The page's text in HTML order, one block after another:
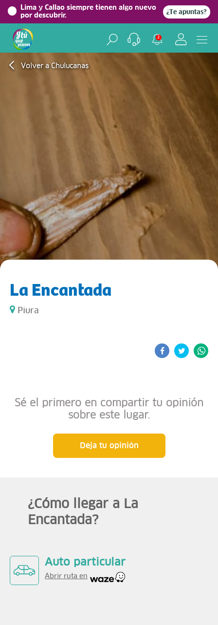
Lima y Callao siempre tienen algo nuevo
por descubrir.
¿Te apuntas?
2
Volver a Chulucanas
La Encantada
Piura
Sé el primero en compartir tu opinión
sobre este lugar.
Deja tu opinión
¿Cómo llegar a La
Encantada?
Auto particular
Abrir ruta en